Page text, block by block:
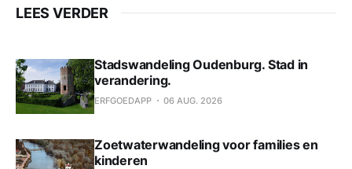
LEES VERDER
Stadswandeling Oudenburg. Stad in
verandering.
ERFGOEDAPP 06 AUG. 2026
Zoetwaterwandeling voor families en
kinderen